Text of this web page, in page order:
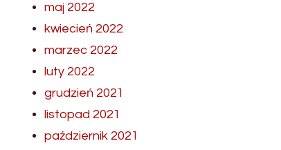
maj 2022
kwiecień 2022
marzec 2022
luty 2022
grudzień 2021
listopad 2021
październik 2021